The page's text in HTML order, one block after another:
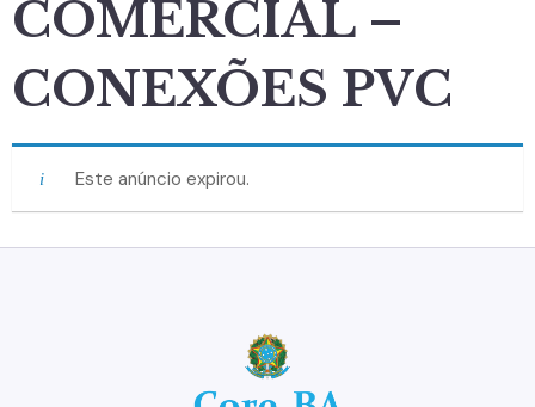
COMERCIAL –
CONEXÕES PVC
Este anúncio expirou.